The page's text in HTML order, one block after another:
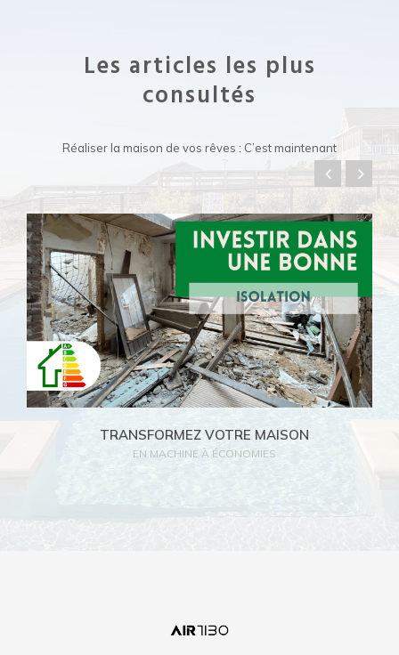
Les articles les plus
consultés
Réaliser la maison de vos rêves : C’est maintenant
Lire l'article
TRANSFORMEZ VOTRE MAISON
EN MACHINE À ÉCONOMIES